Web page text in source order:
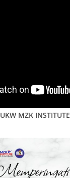
UKW MZK INSTITUTE